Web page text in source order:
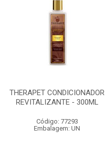
THERAPET CONDICIONADOR
REVITALIZANTE - 300ML
Código: 77293
Embalagem: UN